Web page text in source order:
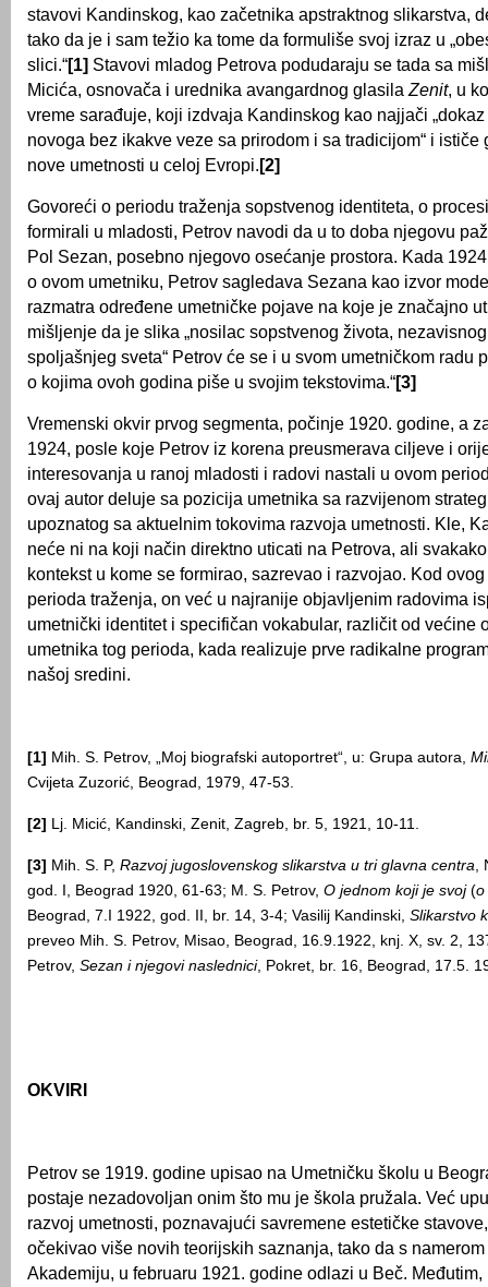
stavovi Kandinskog, kao začetnika apstraktnog slikarstva,
tako da je i sam težio ka tome da formuliše svoj izraz u
slici.“[1] Stavovi mladog Petrova podudaraju se tada sa
Micića, osnovača i urednika avangardnog glasila Zenit, u
vreme sarađuje, koji izdvaja Kandinskog kao najjači
novoga bez ikakve veze sa prirodom i sa tradicijom“ i ističe
nove umetnosti u celoj Evropi.[2]
Govoreći o periodu traženja sopstvenog identiteta, o
formirali u mladosti, Petrov navodi da u to doba njegovu
Pol Sezan, posebno njegovo osećanje prostora. Kada
o ovom umetniku, Petrov sagledava Sezana kao izvor
razmatra određene umetničke pojave na koje je značajno
mišljenje da je slika „nosilac sopstvenog života,
spoljašnjeg sveta“ Petrov će se i u svom umetničkom radu
o kojima ovoh godina piše u svojim tekstovima.“[3]
Vremenski okvir prvog segmenta, počinje 1920. godine, a
1924, posle koje Petrov iz korena preusmerava ciljeve i
interesovanja u ranoj mladosti i radovi nastali u ovom
ovaj autor deluje sa pozicija umetnika sa razvijenom
upoznatog sa aktuelnim tokovima razvoja umetnosti. Kle,
neće ni na koji način direktno uticati na Petrova, ali
kontekst u kome se formirao, sazrevao i razvojao. Kod
perioda traženja, on već u najranije objavljenim radovima
umetnički identitet i specifičan vokabular, različit od većine
umetnika tog perioda, kada realizuje prve radikalne
našoj sredini.
[1] Mih. S. Petrov, „Moj biografski autoportret“, u: Grupa autora,
Cvijeta Zuzorić, Beograd, 1979, 47-53.
[2] Lj. Micić, Kandinski, Zenit, Zagreb, br. 5, 1921, 10-11.
[3] Mih. S. P, Razvoj jugoslovenskog slikarstva u tri glavna centra,
god. I, Beograd 1920, 61-63; M. S. Petrov, O jednom koji je svoj(o
Beograd, 7.I 1922, god. II, br. 14, 3-4; Vasilij Kandinski, Slikarstvo
preveo Mih. S. Petrov, Misao, Beograd, 16.9.1922, knj. X, sv. 2,
Petrov, Sezan i njegovi naslednici, Pokret, br. 16, Beograd, 17.5.
OKVIRI
Petrov se 1919. godine upisao na Umetničku školu u
postaje nezadovoljan onim što mu je škola pružala. Već
razvoj umetnosti, poznavajući savremene estetičke
očekivao više novih teorijskih saznanja, tako da s
Akademiju, u februaru 1921. godine odlazi u Beč.